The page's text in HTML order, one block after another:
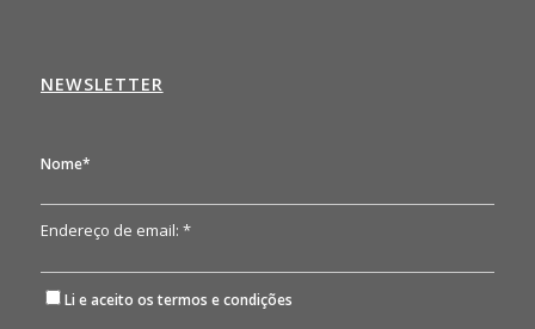
NEWSLETTER
Nome*
Endereço de email: *
Li e aceito os termos e condições